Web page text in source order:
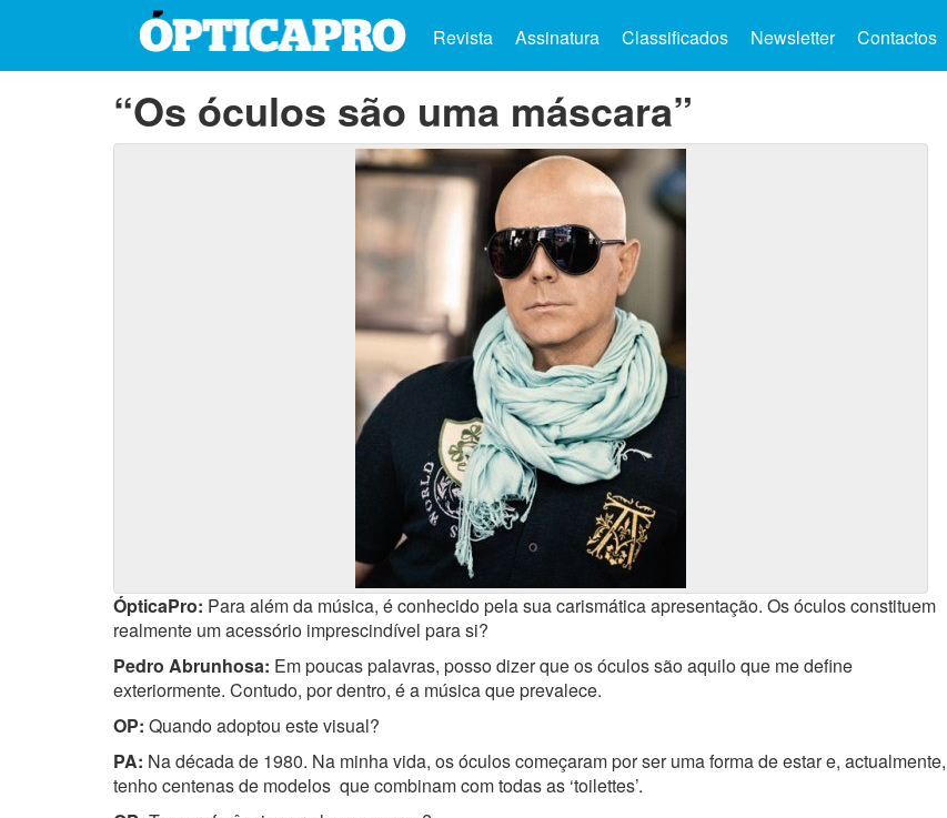
Revista Assinatura Classificados Newsletter Contactos
“Os óculos são uma máscara”
ÓpticaPro: Para além da música, é conhecido pela sua carismática apresentação. Os óculos constituem
realmente um acessório imprescindível para si?
Pedro Abrunhosa: Em poucas palavras, posso dizer que os óculos são aquilo que me define
exteriormente. Contudo, por dentro, é a música que prevalece.
OP: Quando adoptou este visual?
PA: Na década de 1980. Na minha vida, os óculos começaram por ser uma forma de estar e, actualmente,
tenho centenas de modelos que combinam com todas as ‘toilettes’.